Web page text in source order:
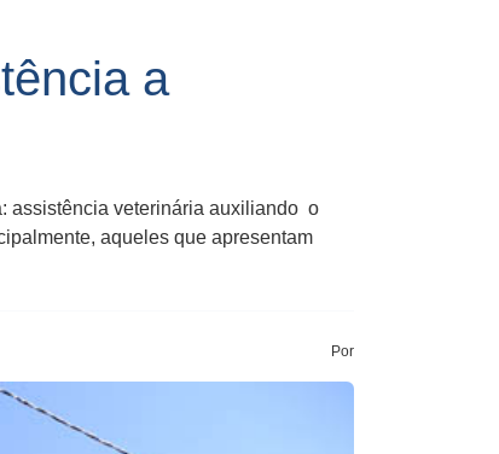
a
assistência veterinária auxiliando o
aqueles que apresentam
Por